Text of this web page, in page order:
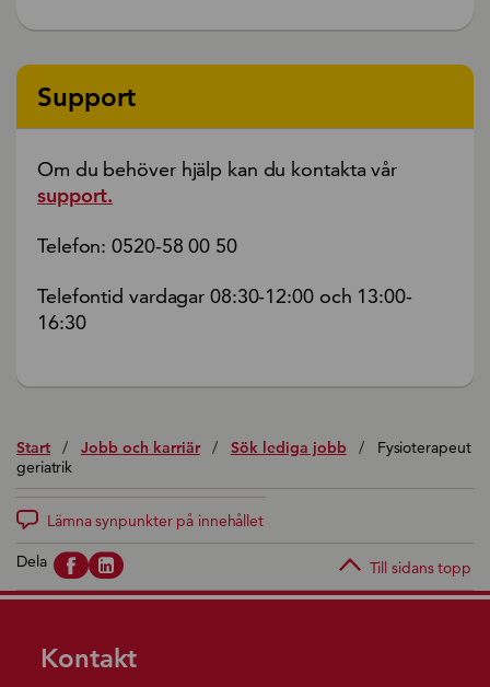
Support
Om du behöver hjälp kan du kontakta vår
support.
Telefon: 0520-58 00 50
Telefontid vardagar 08:30-12:00 och 13:00-
16:30
Start / Jobb och karriär / Sök lediga jobb /
Fysioterapeut
geriatrik
Lämna synpunkter på innehållet
Dela Till sidans topp
Kontakt